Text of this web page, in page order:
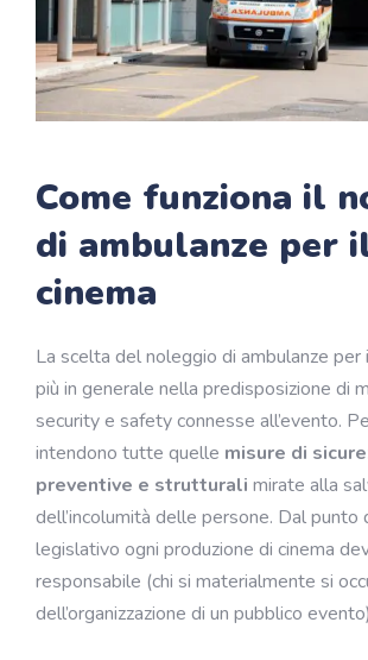
Come funziona il
di ambulanze per
cinema
La scelta del noleggio di ambulanze per
più in generale nella predisposizione di
security e safety connesse all’evento.
intendono tutte quelle misure di
preventive e strutturali mirate alla
dell’incolumità delle persone. Dal punto
legislativo ogni produzione di cinema
responsabile (chi si materialmente si
dell’organizzazione di un pubblico